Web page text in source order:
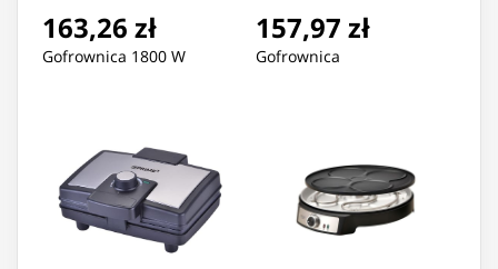
163,26 zł
Gofrownica 1800 W
157,97 zł
Gofrownica